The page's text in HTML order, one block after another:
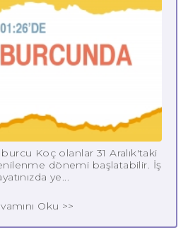
Koç olanlar 31 Aralık'taki
dönemi başlatabilir. İş
ye...
Oku >>